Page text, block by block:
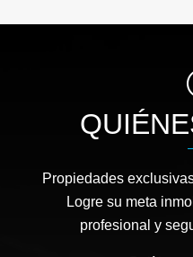
Propiedades
Logre su meta
profesional y